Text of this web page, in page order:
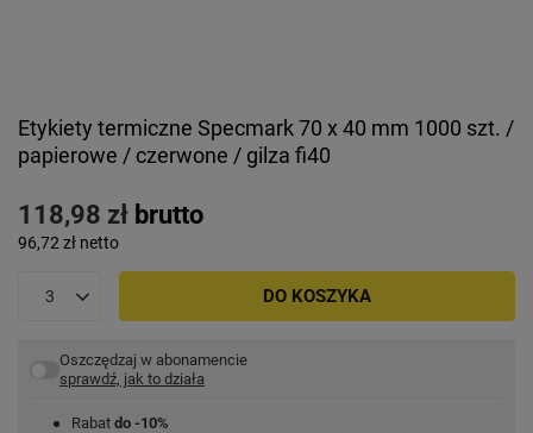
Etykiety termiczne Specmark 70 x 40 mm 1000 szt. /
papierowe / czerwone / gilza fi40
118,98 zł brutto
96,72 zł netto
DO KOSZYKA
Oszczędzaj w abonamencie
sprawdź, jak to działa
Rabat do -10%